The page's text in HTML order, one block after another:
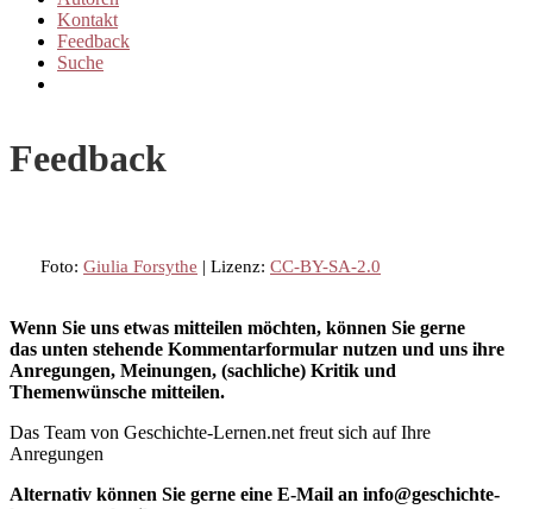
Kontakt
Feedback
Suche
Feedback
Foto: Giulia Forsythe | Lizenz: CC-BY-SA-2.0
Wenn Sie uns etwas mitteilen möchten, können Sie gerne
das unten stehende Kommentarformular nutzen und uns ihre
Anregungen, Meinungen, (sachliche) Kritik und
Themenwünsche mitteilen.
Das Team von Geschichte-Lernen.net freut sich auf Ihre
Anregungen
Alternativ können Sie gerne eine E-Mail an info@geschichte-